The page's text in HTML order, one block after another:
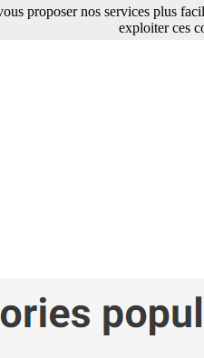
proposer nos services plus
exploiter ces